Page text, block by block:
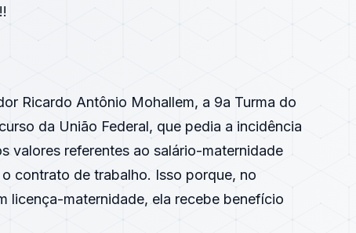
Ricardo Antônio Mohallem, a 9a Turma do
da União Federal, que pedia a incidência
valores referentes ao salário-maternidade
contrato de trabalho. Isso porque, no
licença-maternidade, ela recebe benefício